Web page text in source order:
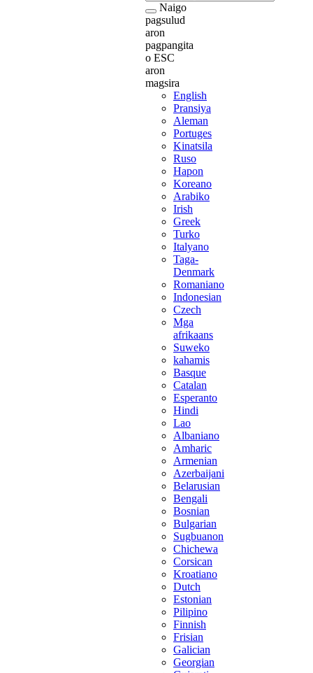
Naigo
pagsulud
aron
pagpangita
o ESC
aron
magsira
English
Pransiya
Aleman
Portuges
Kinatsila
Ruso
Hapon
Koreano
Arabiko
Irish
Greek
Turko
Italyano
Taga-
Denmark
Romaniano
Indonesian
Czech
Mga
afrikaans
Suweko
kahamis
Basque
Catalan
Esperanto
Hindi
Lao
Albaniano
Amharic
Armenian
Azerbaijani
Belarusian
Bengali
Bosnian
Bulgarian
Sugbuanon
Chichewa
Corsican
Kroatiano
Dutch
Estonian
Pilipino
Finnish
Frisian
Galician
Georgian